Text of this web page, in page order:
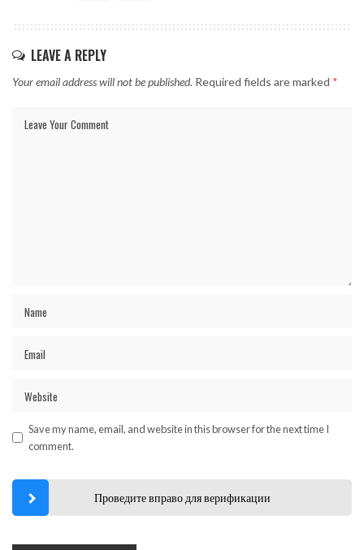
LEAVE A REPLY
Your email address will not be published. Required fields are marked *
Save my name, email, and website in this browser for the next time I
comment.
Проведите вправо для верификации